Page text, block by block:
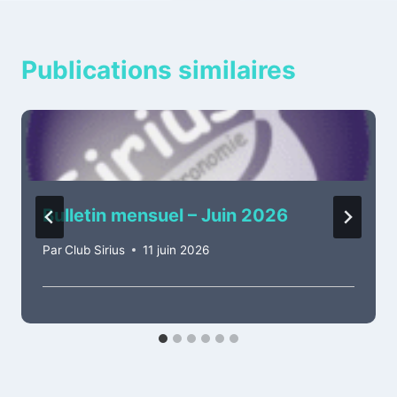
Publications similaires
Bulletin mensuel – Juin 2026
ParClub Sirius 11 juin 2026